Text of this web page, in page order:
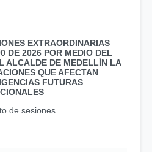
EXTRAORDINARIAS
DE 2026 POR MEDIO DEL
ALCALDE DE MEDELLÍN LA
QUE AFECTAN
FUTURAS
de sesiones